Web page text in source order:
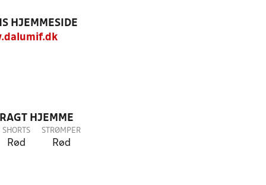
HJEMMESIDE
HJEMME
SHORTS
Rød
STRØMPER
Rød